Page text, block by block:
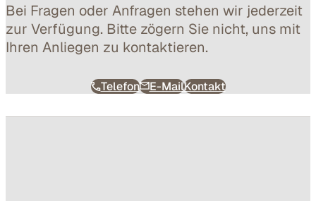
Bei Fragen oder Anfragen stehen wir jederzeit
zur Verfügung. Bitte zögern Sie nicht, uns mit
Ihren Anliegen zu kontaktieren.
Telefon E-MailKontakt